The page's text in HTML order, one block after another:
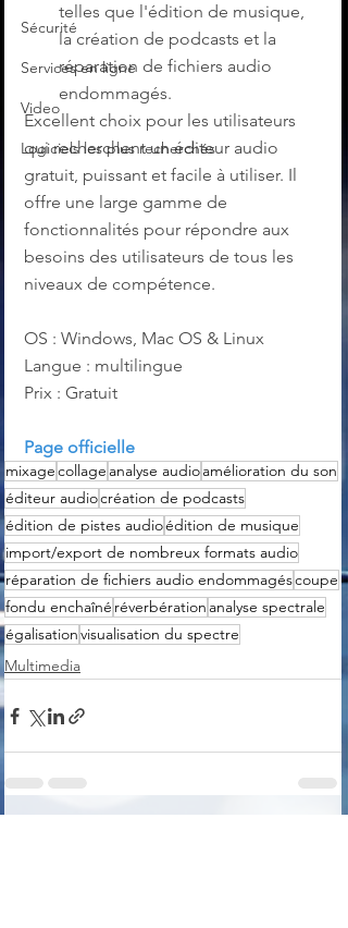
Sécurité
Services en ligne
Video
Logiciels les plus recherchés
telles que l'édition de musique,
la création de podcasts et la
réparation de fichiers audio
endommagés.
Excellent choix pour les utilisateurs
qui recherchent un éditeur audio
gratuit, puissant et facile à utiliser. Il
offre une large gamme de
fonctionnalités pour répondre aux
besoins des utilisateurs de tous les
niveaux de compétence.
OS : Windows, Mac OS & Linux
Langue : multilingue
Prix : Gratuit
Page officielle
mixagecollage analyse audioamélioration du son
éditeur audiocréation de podcasts
édition de pistes audioédition de musique
import/export de nombreux formats audio
réparation de fichiers audio endommagéscoupe
fondu enchaîné réverbération analyse spectrale
égalisationvisualisation du spectre
Multimedia